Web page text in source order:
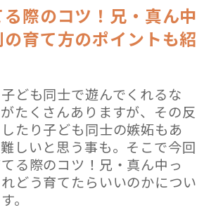
際のコツ！兄・真ん中
の育て方のポイントも紹
ども同士で遊んでくれるな
たくさんありますが、その反
たり子ども同士の嫉妬もあ
しいと思う事も。そこで今回
る際のコツ！兄・真ん中っ
どう育てたらいいのかについ
。